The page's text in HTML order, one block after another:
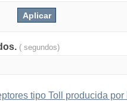
( segundos)
tipo Toll producida